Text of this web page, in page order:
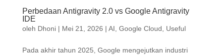
Perbedaan Antigravity 2.0 vs Google Antigravity
IDE
oleh Dhoni| Mei 21, 2026 | AI Google Cloud Useful
Pada akhir tahun 2025, Google mengejutkan industri